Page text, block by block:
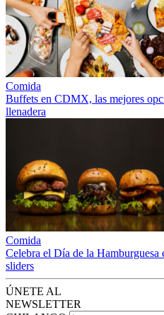
Comida
Buffets en CDMX, las mejores
llenadera
Comida
Celebra el Día de la
sliders
ÚNETE AL
NEWSLETTER